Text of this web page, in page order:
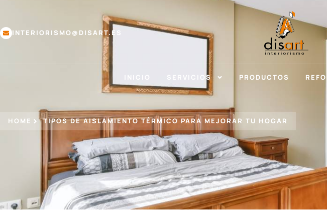
INTERIORISMO@DISART.ES
INICIO SERVICIOS PRODUCTOS
HOME TIPOS DE AISLAMIENTO TÉRMICO PARA MEJORAR TU HOGAR